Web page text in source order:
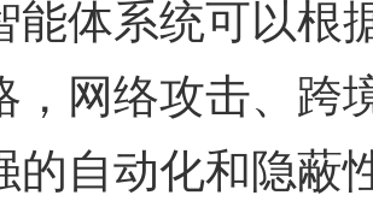
能体系统可以根
，网络攻击、跨
的自动化和隐蔽